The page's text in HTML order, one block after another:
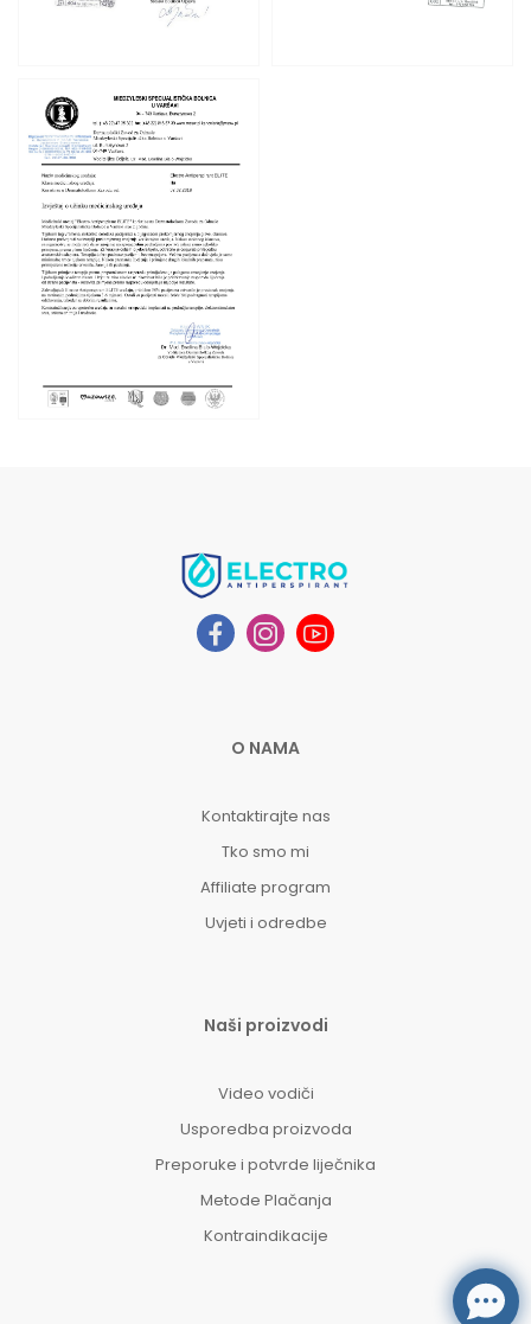
O NAMA
Kontaktirajte nas
Tko smo mi
Affiliate program
Uvjeti i odredbe
Naši proizvodi
Video vodiči
Usporedba proizvoda
Preporuke i potvrde liječnika
Metode Plačanja
Kontraindikacije